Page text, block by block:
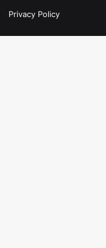
Privacy Policy